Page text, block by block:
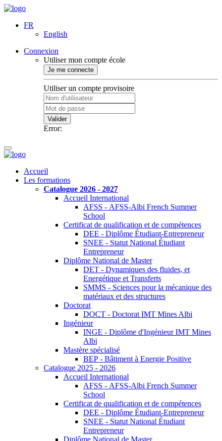
FR
English
Connexion
Utiliser mon compte école
Je me connecte
Utiliser un compte provisoire
Valider
Error:
Accueil
Les formations
Catalogue 2026 - 2027
Accueil International
AFSS - AFSS-Albi French Summer
School
Certificat de qualification et de compétences
DEE - Diplôme Étudiant-Entrepreneur
SNEE - Statut National Étudiant
Entrepreneur
Diplôme National de Master
DET - Dynamiques des fluides, et
Energétique et Transferts
SMMS - Sciences pour la mécanique des
matériaux et des structures
Doctorat
DOCT - Doctorat IMT Mines Albi
Ingénieur
INGE - Diplôme d'Ingénieur IMT Mines
Albi
Mastère spécialisé
BEP - Bâtiment à Energie Positive
Catalogue 2025 - 2026
Accueil International
AFSS - AFSS-Albi French Summer
School
Certificat de qualification et de compétences
DEE - Diplôme Étudiant-Entrepreneur
SNEE - Statut National Étudiant
Entrepreneur
Diplôme National de Master